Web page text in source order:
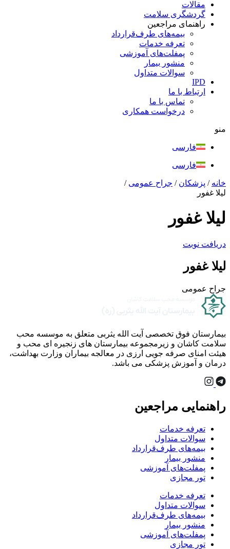
مقالات
گردشگری سلامت
راهنمای مراجعین
بیمه‌های طرف‌قرارداد
تعرفه خدمات
پمفلت‌های آموزشی
منشور بیمار
سوالات متداول
IPD
ارتباط با ما
تماس با ما
درخواست همکاری
منو
فارسی
فارسی
خانه / پزشکان / جراح عمومی /
لیلا غفور
لیلا غفور
دریافت نوبت
لیلا غفور
جراح عمومی
بیمارستان فوق تخصصی آیت الله یثربی متعلق به موسسه محب
سلامت کاشان و زیرمجموعه بیمارستان های زنجیره ای محب و
هیئت امنای صرفه جویی ارزی در معالجه بیماران وزارت بهداشت،
درمان و آموزش پزشکی می باشد.
راهنمایی مراجعین
تعرفه خدمات
سوالات متداول
بیمه‌های طرف‌قرارداد
منشور بیمار
پمفلت‌های آموزشی
تور مجازی
تعرفه خدمات
سوالات متداول
بیمه‌های طرف‌قرارداد
منشور بیمار
پمفلت‌های آموزشی
تور مجازی